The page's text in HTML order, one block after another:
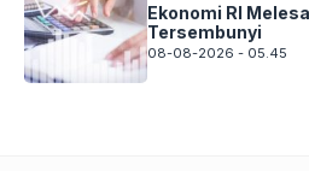
Ekonomi RI
Tersembunyi
08-08-2026 - 05.45